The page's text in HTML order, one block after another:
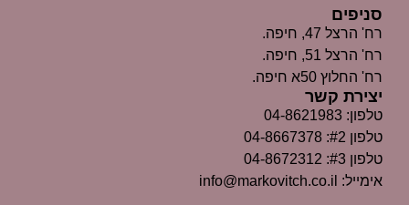
סניפים
רח' הרצל 47, חיפה.
רח' הרצל 51, חיפה.
רח' החלוץ 50א חיפה.
יצירת קשר
טלפון: 04-8621983
טלפון #2: 04-8667378
טלפון #3: 04-8672312
אימייל: info@markovitch.co.il